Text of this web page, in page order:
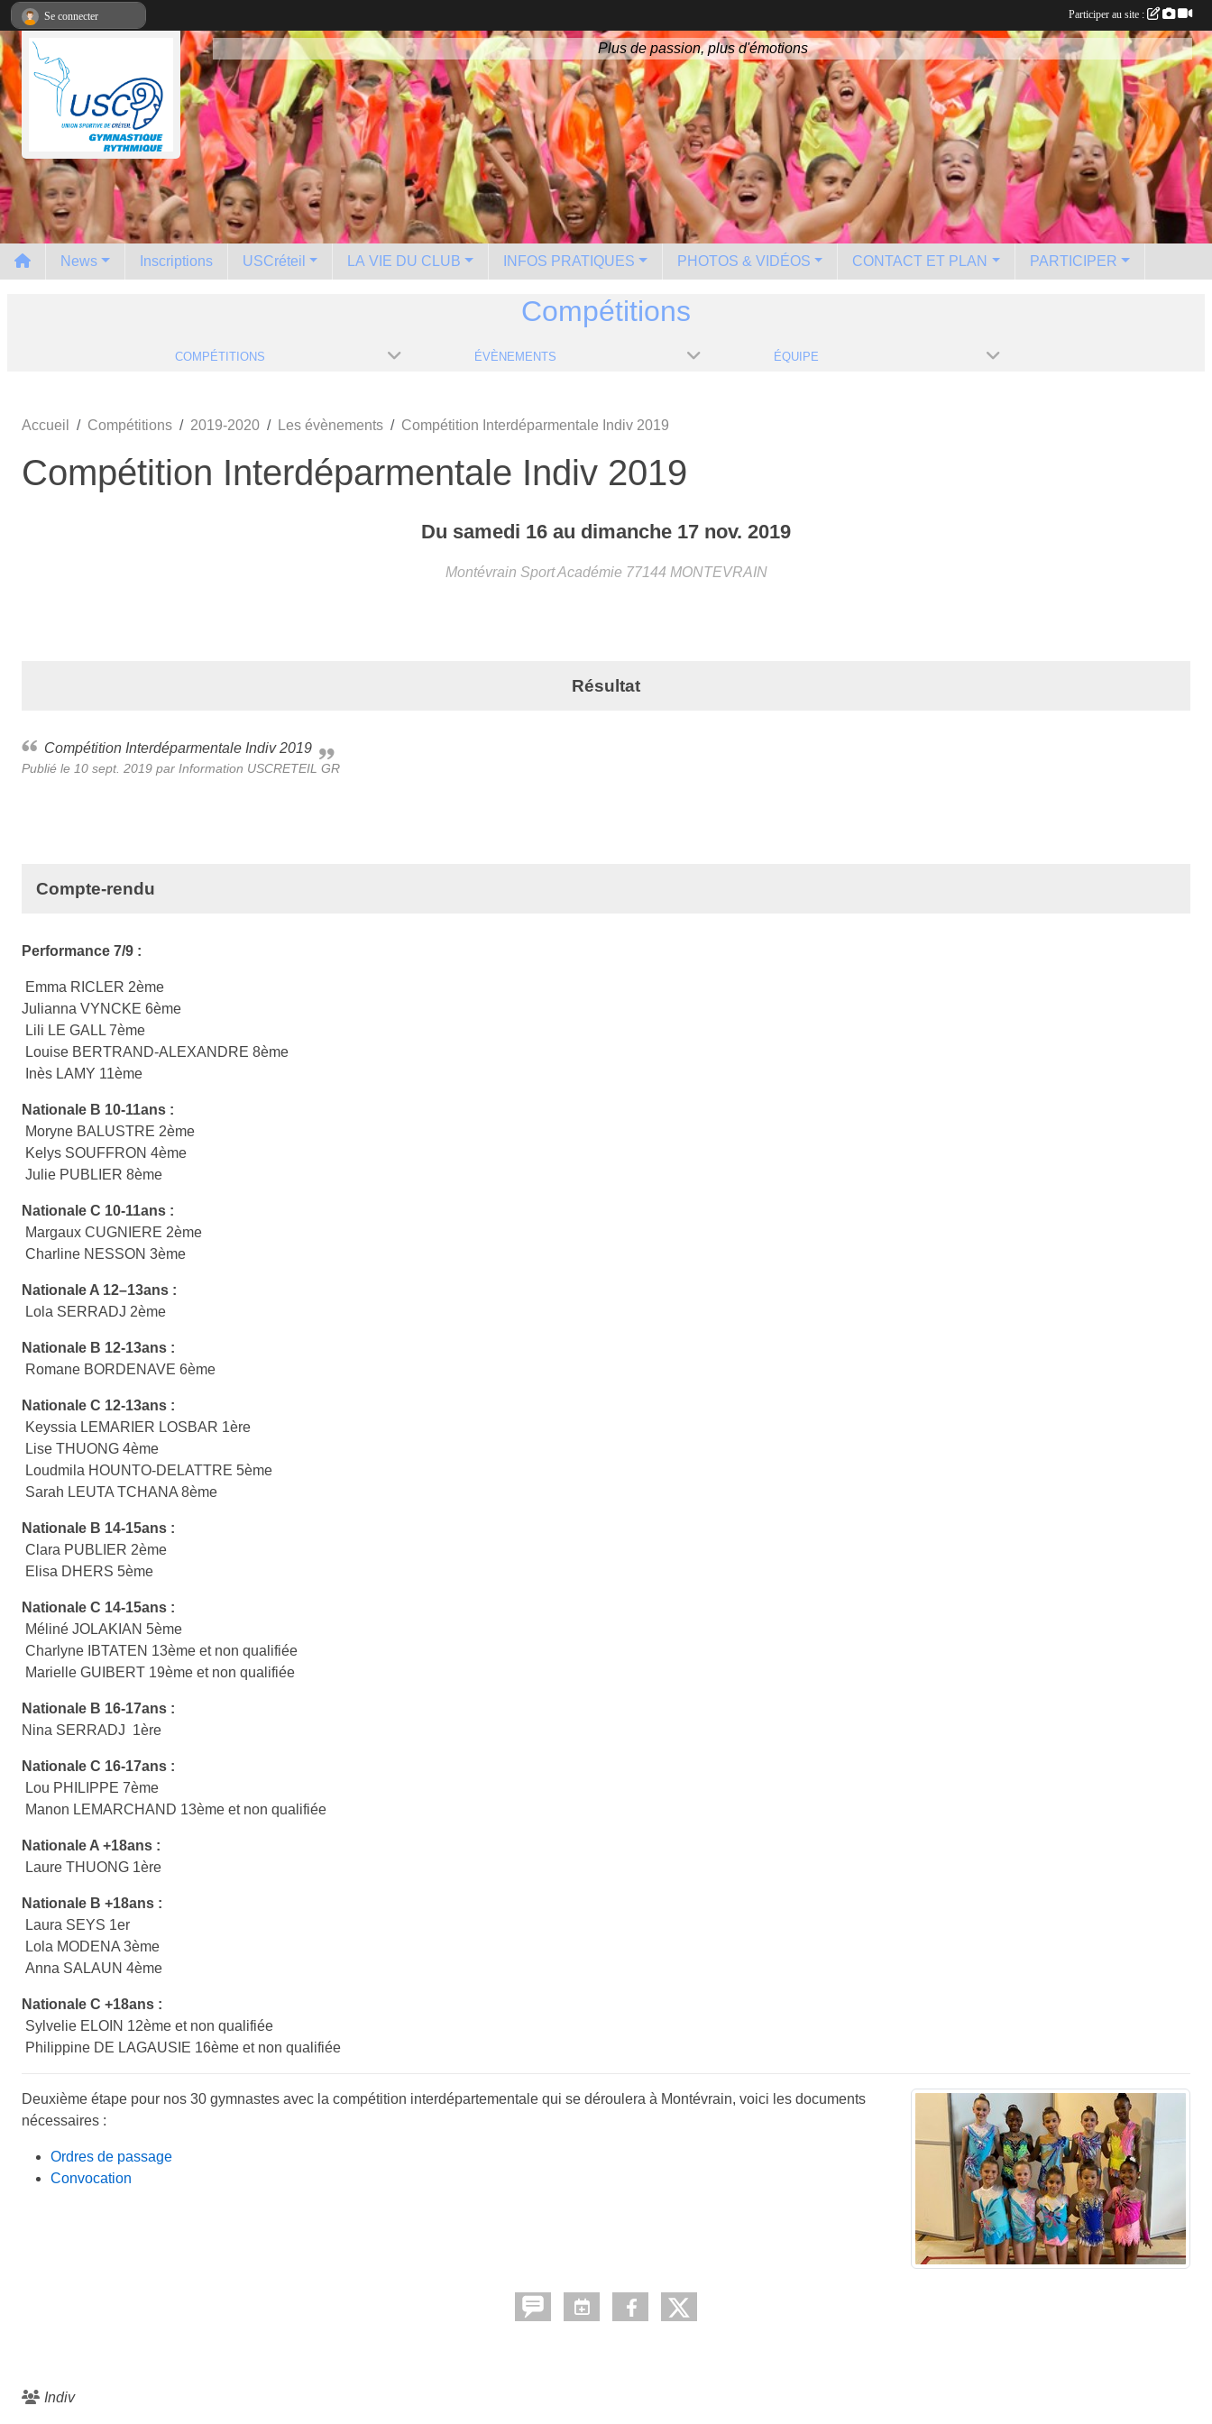
Plus de passion, plus d'émotions
News Inscriptions USCréteil LA VIE DU CLUB INFOS PRATIQUES PHOTOS & VIDÉOS CONTACT ET PLAN PARTICIPER
Compétitions
COMPÉTITIONS ÉVÈNEMENTS ÉQUIPE
Accueil Compétitions 2019-2020 Les évènements Compétition Interdéparmentale Indiv 2019
Compétition Interdéparmentale Indiv 2019
Du samedi 16 au dimanche 17 nov. 2019
Montévrain Sport Académie 77144 MONTEVRAIN
Résultat
Compétition Interdéparmentale Indiv 2019
Publié le 10 sept. 2019 par Information USCRETEIL GR
Compte-rendu
Performance 7/9 :
Emma RICLER 2ème
Julianna VYNCKE 6ème
Lili LE GALL 7ème
Louise BERTRAND-ALEXANDRE 8ème
Inès LAMY 11ème
Nationale B 10-11ans :
Moryne BALUSTRE 2ème
Kelys SOUFFRON 4ème
Julie PUBLIER 8ème
Nationale C 10-11ans :
Margaux CUGNIERE 2ème
Charline NESSON 3ème
Nationale A 12–13ans :
Lola SERRADJ 2ème
Nationale B 12-13ans :
Romane BORDENAVE 6ème
Nationale C 12-13ans :
Keyssia LEMARIER LOSBAR 1ère
Lise THUONG 4ème
Loudmila HOUNTO-DELATTRE 5ème
Sarah LEUTA TCHANA 8ème
Nationale B 14-15ans :
Clara PUBLIER 2ème
Elisa DHERS 5ème
Nationale C 14-15ans :
Méliné JOLAKIAN 5ème
Charlyne IBTATEN 13ème et non qualifiée
Marielle GUIBERT 19ème et non qualifiée
Nationale B 16-17ans :
Nina SERRADJ 1ère
Nationale C 16-17ans :
Lou PHILIPPE 7ème
Manon LEMARCHAND 13ème et non qualifiée
Nationale A +18ans :
Laure THUONG 1ère
Nationale B +18ans :
Laura SEYS 1er
Lola MODENA 3ème
Anna SALAUN 4ème
Nationale C +18ans :
Sylvelie ELOIN 12ème et non qualifiée
Philippine DE LAGAUSIE 16ème et non qualifiée
Deuxième étape pour nos 30 gymnastes avec la compétition interdépartementale qui se déroulera à Montévrain, voici les documents
nécessaires :
Ordres de passage
Convocation
Indiv
Se connecter Participer au site :
Panneau de gestion des cookies